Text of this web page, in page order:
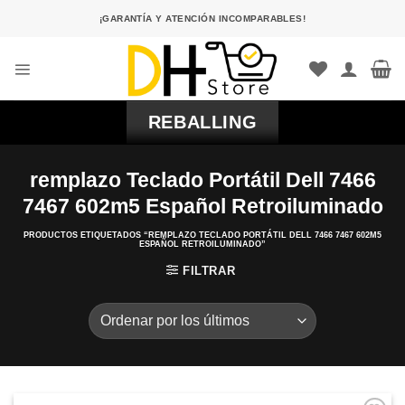
¡GARANTÍA Y ATENCIÓN INCOMPARABLES!
REBALLING
remplazo Teclado Portátil Dell 7466
7467 602m5 Español Retroiluminado
PRODUCTOS ETIQUETADOS “REMPLAZO TECLADO PORTÁTIL DELL 7466 7467 602M5
ESPAÑOL RETROILUMINADO”
FILTRAR